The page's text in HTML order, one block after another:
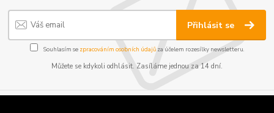
Přihlásit se
Souhlasím se zpracováním osobních údajůza účelem rozesílky newsletteru.
Můžete se kdykoli odhlásit. Zasíláme jednou za 14 dní.